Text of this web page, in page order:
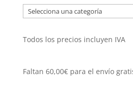
Selecciona
una
Todos los precios incluyen IVA
Faltan 60,00€para el envío